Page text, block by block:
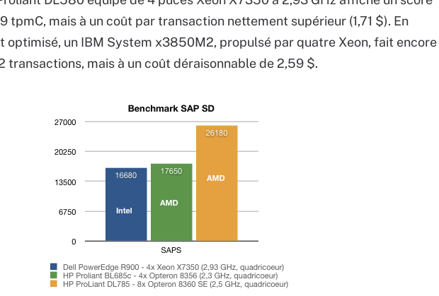
tpmC, mais à un coût par transaction nettement supérieur (1,71 $). En
optimisé, un IBM System x3850M2, propulsé par quatre Xeon, fait encore
transactions, mais à un coût déraisonnable de 2,59 $.